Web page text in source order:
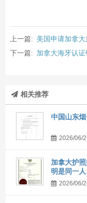
上一篇: 美国申请加拿
下一篇: 加拿大海牙认
相关推荐
中国山东
2026/06/
加拿大护
明是同一人
2026/06/